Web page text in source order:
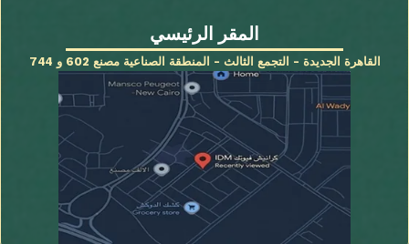
المقر الرئيسي
القاهرة الجديدة - التجمع الثالث - المنطقة الصناعية مصنع 602 و 744